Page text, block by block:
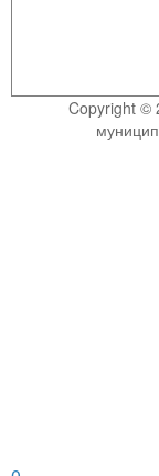
Copyright ©